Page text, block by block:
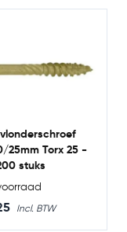
25mm Torx 25 -
stuks